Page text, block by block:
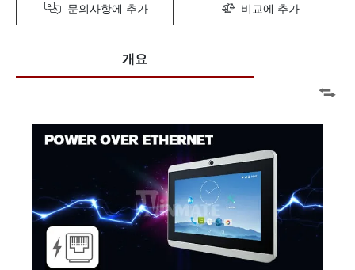
문의사항에 추가 비교에 추가
개요